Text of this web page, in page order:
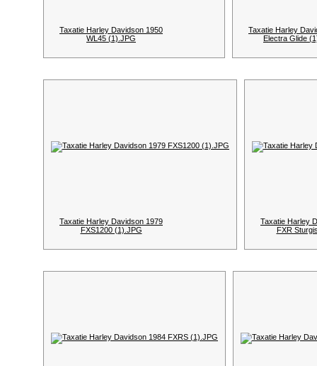
Taxatie Harley Davidson 1950
WL45 (1).JPG
Taxatie Harley
Electra Glide
Taxatie Harley Davidson 1979
FXS1200 (1).JPG
Taxatie Harley
FXR